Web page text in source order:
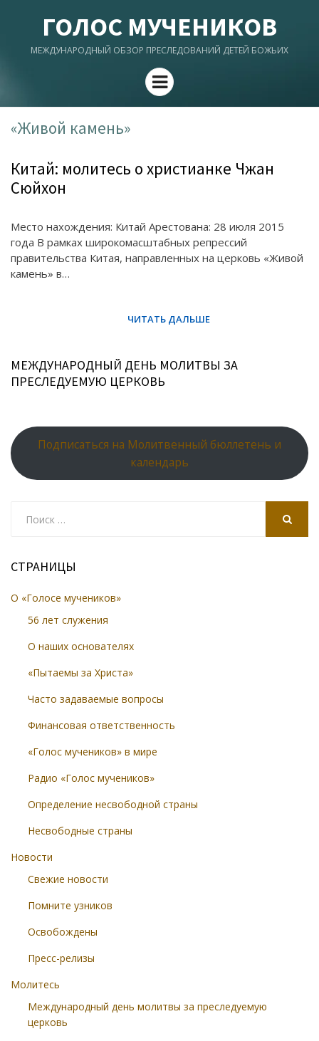
ГОЛОС МУЧЕНИКОВ
МЕЖДУНАРОДНЫЙ ОБЗОР ПРЕСЛЕДОВАНИЙ ДЕТЕЙ БОЖЬИХ
Menu
«Живой камень»
Китай: молитесь о христианке Чжан
Сюйхон
Место нахождения: Китай Арестована: 28 июля 2015
года В рамках широкомасштабных репрессий
правительства Китая, направленных на церковь «Живой
камень» в…
МЕЖДУНАРОДНЫЙ ДЕНЬ МОЛИТВЫ ЗА
ПРЕСЛЕДУЕМУЮ ЦЕРКОВЬ
Подписаться на Молитвенный бюллетень и
календарь
СТРАНИЦЫ
О «Голосе мучеников»
56 лет служения
О наших основателях
«Пытаемы за Христа»
Часто задаваемые вопросы
Финансовая ответственность
«Голос мучеников» в мире
Радио «Голос мучеников»
Определение несвободной страны
Несвободные страны
Новости
Свежие новости
Помните узников
Освобождены
Пресс-релизы
Молитесь
Международный день молитвы за преследуемую
церковь